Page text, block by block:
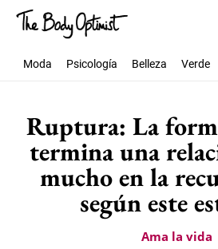
Moda Psicología Belleza Verde
Ruptura: La
termina una
mucho en la
según este
Ama la vida